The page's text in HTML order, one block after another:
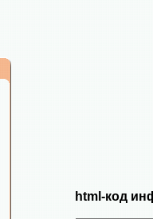
html-код